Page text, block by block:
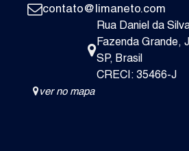
Quartos
1+ 2+
contato@limaneto.com
Rua Daniel da
Fazenda Grande,
SP, Brasil
CRECI: 35466-J
ver no mapa